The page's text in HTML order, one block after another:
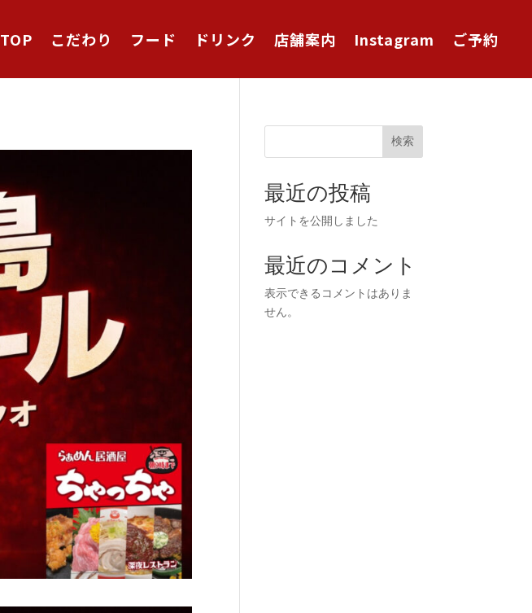
TOP こだわり フード ドリンク 店舗案内 Instagram ご予約
検索
最近の投稿
サイトを公開しました
最近のコメント
表示できるコメントはありま
せん。